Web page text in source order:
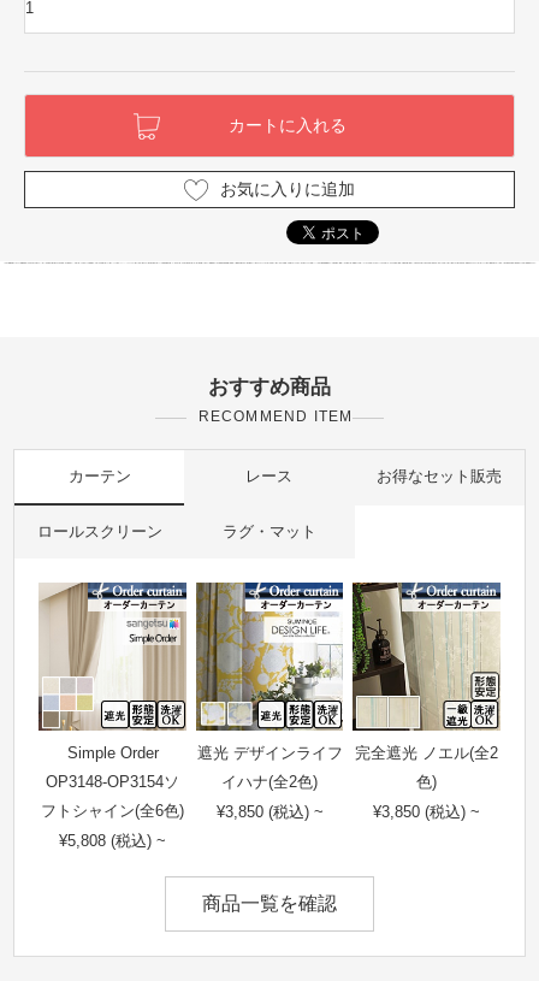
お気に入りに追加
おすすめ商品
RECOMMEND ITEM
カーテン レース お得なセット販売
ロールスクリーン ラグ・マット
Simple Order
OP3148-OP3154ソ
フトシャイン(全6色)
¥5,808 (税込) ~
遮光 デザインライフ
イハナ(全2色)
¥3,850 (税込) ~
完全遮光 ノエル(全2
色)
¥3,850 (税込) ~
商品一覧を確認